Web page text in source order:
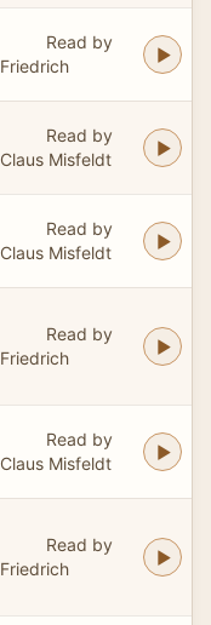
Read by
Friedrich
Read by
Claus Misfeldt
Read by
Claus Misfeldt
Read by
Friedrich
Read by
Claus Misfeldt
Read by
Friedrich